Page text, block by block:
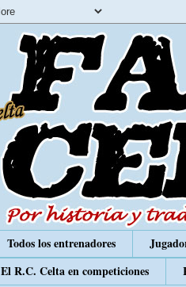
Todos los entrenadores
El R.C. Celta en competiciones